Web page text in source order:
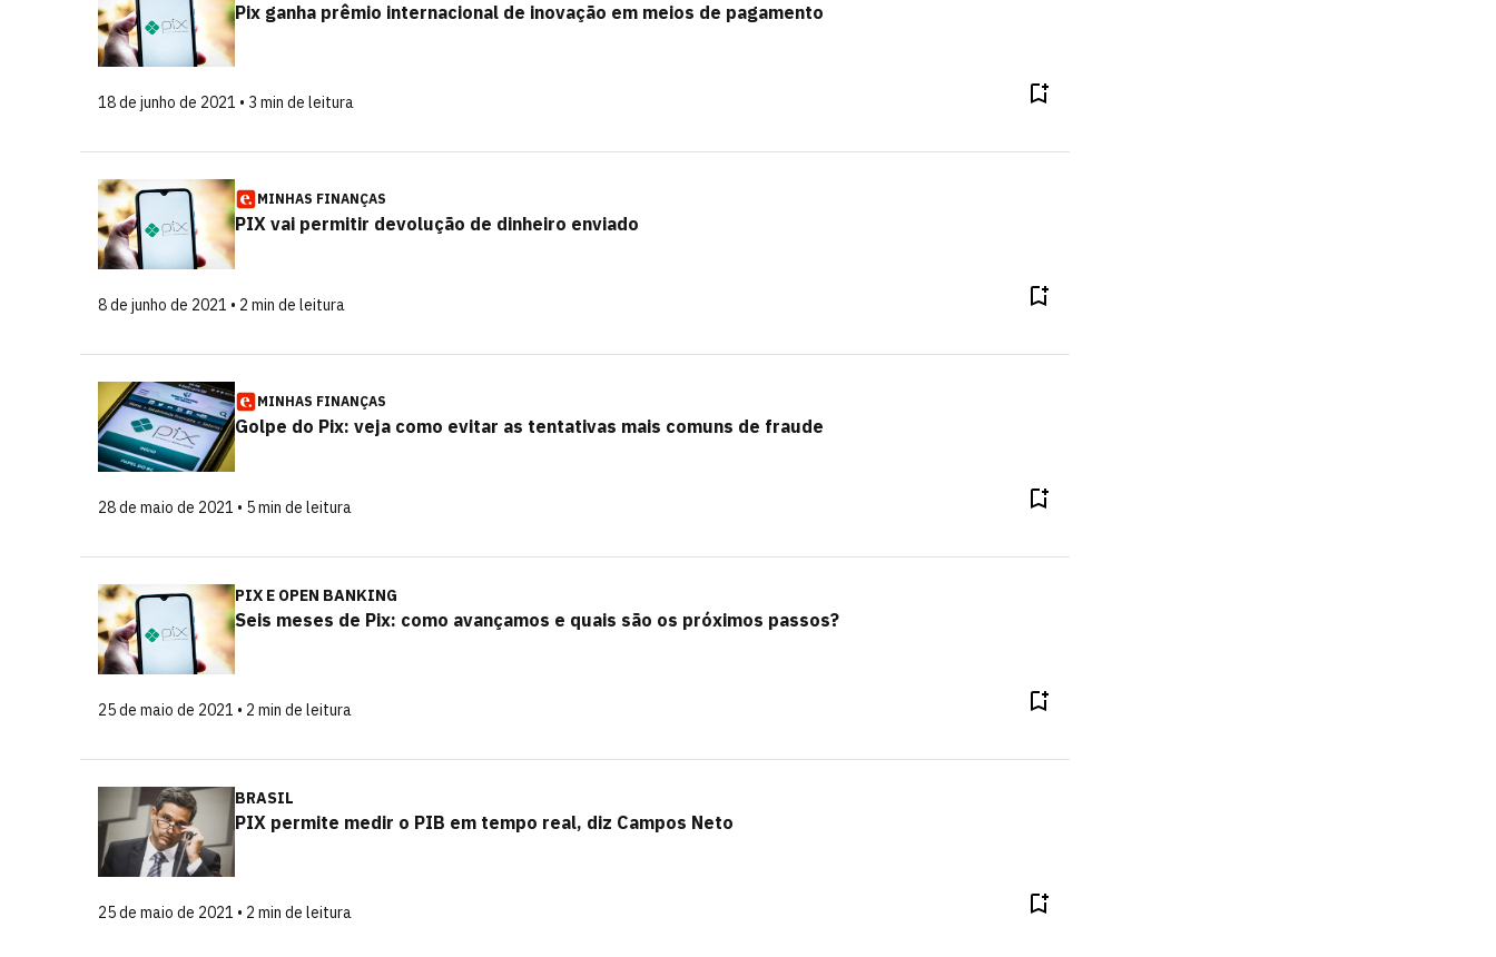
Pix ganha prêmio internacional de inovação em meios de pagamento
18 de junho de 2021 • 3 min de leitura
MINHAS FINANÇAS
PIX vai permitir devolução de dinheiro enviado
8 de junho de 2021 • 2 min de leitura
MINHAS FINANÇAS
Golpe do Pix: veja como evitar as tentativas mais comuns de fraude
28 de maio de 2021 • 5 min de leitura
PIX E OPEN BANKING
Seis meses de Pix: como avançamos e quais são os próximos passos?
25 de maio de 2021 • 2 min de leitura
BRASIL
PIX permite medir o PIB em tempo real, diz Campos Neto
25 de maio de 2021 • 2 min de leitura